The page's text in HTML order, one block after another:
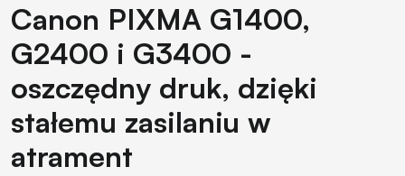
Canon PIXMA G1400,
G2400 i G3400 -
oszczędny druk, dzięki
stałemu zasilaniu w
atrament